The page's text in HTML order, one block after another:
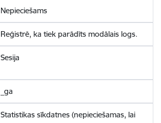
Nepieciešams
Reģistrē, ka tiek parādīts modālais logs.
Sesija
_ga
Statistikas sīkdatnes (nepieciešamas, lai